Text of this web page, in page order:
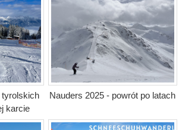
tyrolskich
karcie
Nauders 2025 - powrót po latach